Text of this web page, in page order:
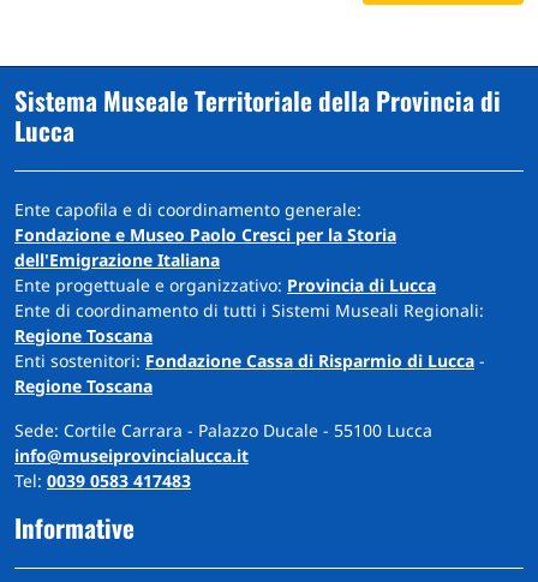
Sistema Museale Territoriale della Provincia di
Lucca
Ente capofila e di coordinamento generale:
Fondazione e Museo Paolo Cresci per la Storia
dell'Emigrazione Italiana
Ente progettuale e organizzativo: Provincia di Lucca
Ente di coordinamento di tutti i Sistemi Museali Regionali:
Regione Toscana
Enti sostenitori: Fondazione Cassa di Risparmio di Lucca -
Regione Toscana
Sede: Cortile Carrara - Palazzo Ducale - 55100 Lucca
info@museiprovincialucca.it
Tel: 0039 0583 417483
Informative